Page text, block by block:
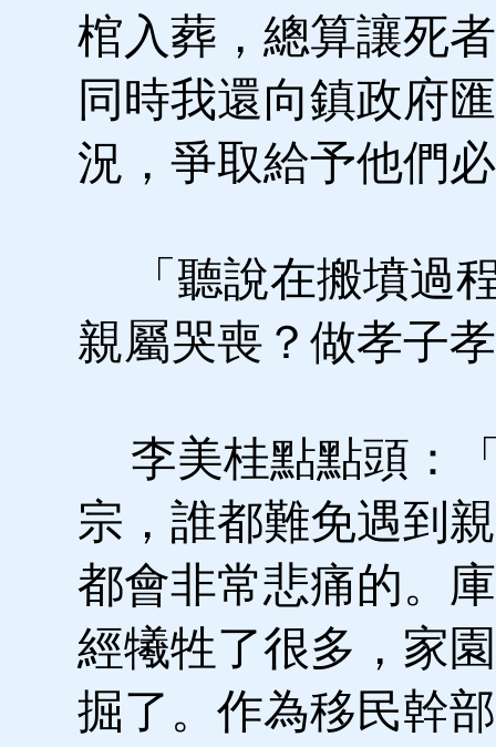
棺入葬，總算讓死
同時我還向鎮政府
況，爭取給予他們
「聽說在搬墳過
親屬哭喪？做孝子
李美桂點點頭：
宗，誰都難免遇到
都會非常悲痛的。
經犧牲了很多，家
掘了。作為移民幹